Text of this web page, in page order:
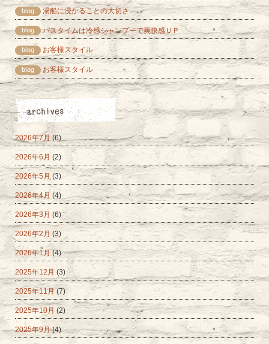
湯船に浸かることの大切さ
バスタイムは冷感シャンプーで爽快感ＵＰ
お客様スタイル
お客様スタイル
2026年7月(6)
2026年6月 (2)
2026年5月 (3)
2026年4月 (4)
2026年3月 (6)
2026年2月 (3)
2026年1月 (4)
2025年12月 (3)
2025年11月 (7)
2025年10月 (2)
2025年9月(4)